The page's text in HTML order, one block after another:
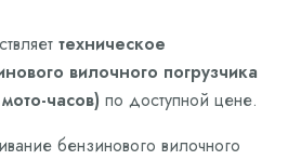
техническое
вилочного погрузчика
часов) по доступной цене.
бензинового вилочного